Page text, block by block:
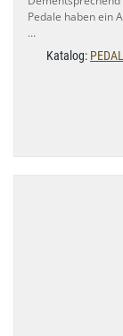
Pedale haben ein
…
Katalog: